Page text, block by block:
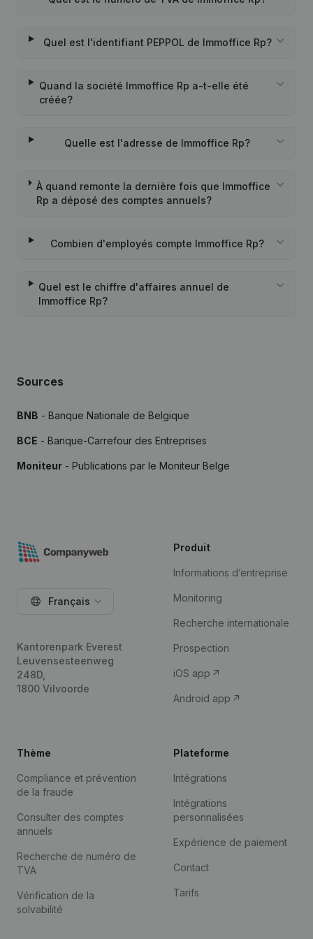
Quel est l'identifiant PEPPOL de Immoffice Rp?
Quand la société Immoffice Rp a-t-elle été
créée?
Quelle est l'adresse de Immoffice Rp?
À quand remonte la dernière fois que Immoffice
Rp a déposé des comptes annuels?
Combien d'employés compte Immoffice Rp?
Quel est le chiffre d'affaires annuel de
Immoffice Rp?
Sources
BNB - Banque Nationale de Belgique
BCE - Banque-Carrefour des Entreprises
Moniteur - Publications par le Moniteur Belge
Français
Kantorenpark Everest
Leuvensesteenweg
248D,
1800 Vilvoorde
Produit
Informations d’entreprise
Monitoring
Recherche internationale
Prospection
iOS app
Android app
Thème
Compliance et prévention
de la fraude
Consulter des comptes
annuels
Recherche de numéro de
TVA
Vérification de la
solvabilité
Plateforme
Intégrations
Intégrations
personnalisées
Expérience de paiement
Contact
Tarifs